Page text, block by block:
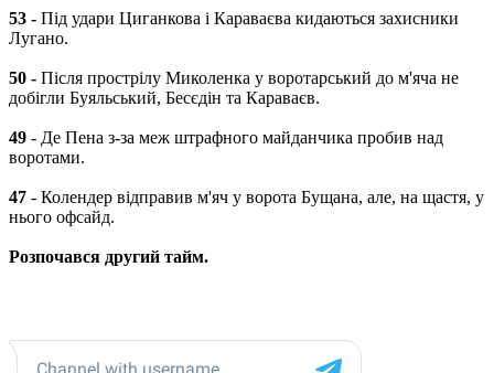
53 - Під удари Циганкова і Караваєва кидаються захисники
Лугано.
50 - Після прострілу Миколенка у воротарський до м'яча не
добігли Буяльський, Бесєдін та Караваєв.
49 - Де Пена з-за меж штрафного майданчика пробив над
воротами.
47 - Колендер відправив м'яч у ворота Бущана, але, на щастя, у
нього офсайд.
Розпочався другий тайм.